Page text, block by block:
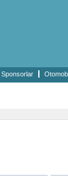
Sponsorlar